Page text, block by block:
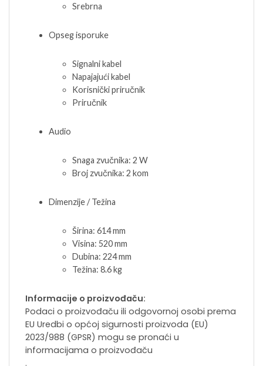
Srebrna
Opseg isporuke
Signalni kabel
Napajajući kabel
Korisnički priručnik
Priručnik
Audio
Snaga zvučnika: 2 W
Broj zvučnika: 2 kom
Dimenzije / Težina
Širina: 614 mm
Visina: 520 mm
Dubina: 224 mm
Težina: 8.6 kg
Informacije o proizvođaču:
Podaci o proizvođaču ili odgovornoj osobi prema
EU Uredbi o općoj sigurnosti proizvoda (EU)
2023/988 (GPSR) mogu se pronaći u
informacijama o proizvođaču
.